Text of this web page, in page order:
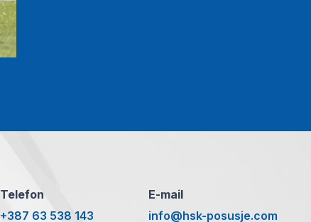
Telefon
+387 63 538 143
E-mail
info@hsk-posusje.com